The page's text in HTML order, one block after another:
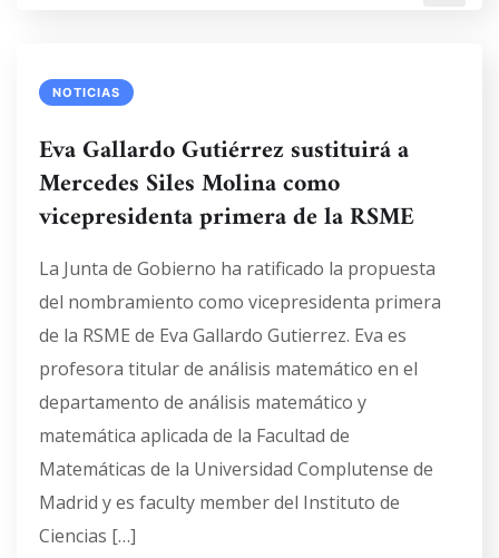
NOTICIAS
Eva Gallardo Gutiérrez sustituirá a
Mercedes Siles Molina como
vicepresidenta primera de la RSME
La Junta de Gobierno ha ratificado la propuesta
del nombramiento como vicepresidenta primera
de la RSME de Eva Gallardo Gutierrez. Eva es
profesora titular de análisis matemático en el
departamento de análisis matemático y
matemática aplicada de la Facultad de
Matemáticas de la Universidad Complutense de
Madrid y es faculty member del Instituto de
Ciencias […]